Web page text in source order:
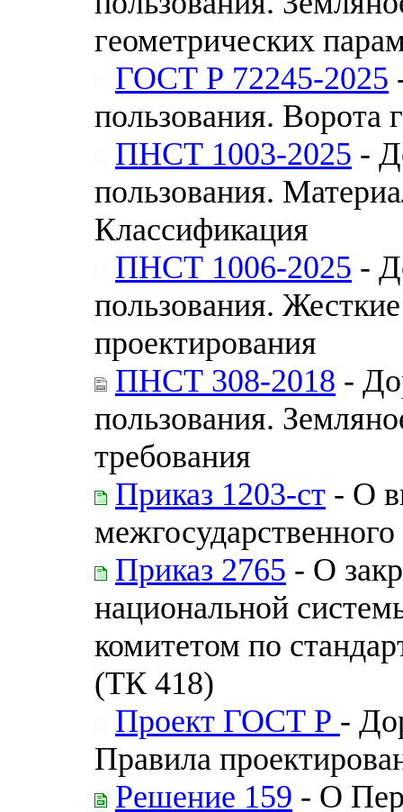
геометрических
ГОСТ Р 72245-2025
пользования. Ворота
ПНСТ 1003-2025 -
пользования.
Классификация
ПНСТ 1006-2025 -
пользования.
проектирования
ПНСТ 308-2018 -
пользования.
требования
Приказ 1203-ст - О
межгосударственного
Приказ 2765 - О
национальной
комитетом по
(ТК 418)
Проект ГОСТ Р -
Правила
Решение 159 - О